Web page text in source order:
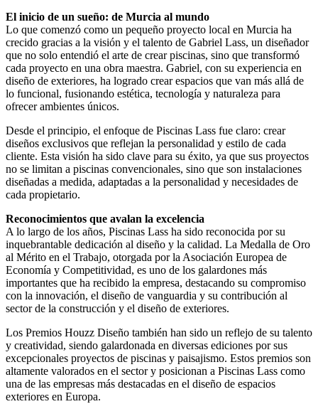
El inicio de un sueño: de Murcia al mundo
Lo que comenzó como un pequeño proyecto local en Murcia ha
crecido gracias a la visión y el talento de Gabriel Lass, un diseñador
que no solo entendió el arte de crear piscinas, sino que transformó
cada proyecto en una obra maestra. Gabriel, con su experiencia en
diseño de exteriores, ha logrado crear espacios que van más allá de
lo funcional, fusionando estética, tecnología y naturaleza para
ofrecer ambientes únicos.
Desde el principio, el enfoque de Piscinas Lass fue claro: crear
diseños exclusivos que reflejan la personalidad y estilo de cada
cliente. Esta visión ha sido clave para su éxito, ya que sus proyectos
no se limitan a piscinas convencionales, sino que son instalaciones
diseñadas a medida, adaptadas a la personalidad y necesidades de
cada propietario.
Reconocimientos que avalan la excelencia
A lo largo de los años, Piscinas Lass ha sido reconocida por su
inquebrantable dedicación al diseño y la calidad. La Medalla de Oro
al Mérito en el Trabajo, otorgada por la Asociación Europea de
Economía y Competitividad, es uno de los galardones más
importantes que ha recibido la empresa, destacando su compromiso
con la innovación, el diseño de vanguardia y su contribución al
sector de la construcción y el diseño de exteriores.
Los Premios Houzz Diseño también han sido un reflejo de su talento
y creatividad, siendo galardonada en diversas ediciones por sus
excepcionales proyectos de piscinas y paisajismo. Estos premios son
altamente valorados en el sector y posicionan a Piscinas Lass como
una de las empresas más destacadas en el diseño de espacios
exteriores en Europa.